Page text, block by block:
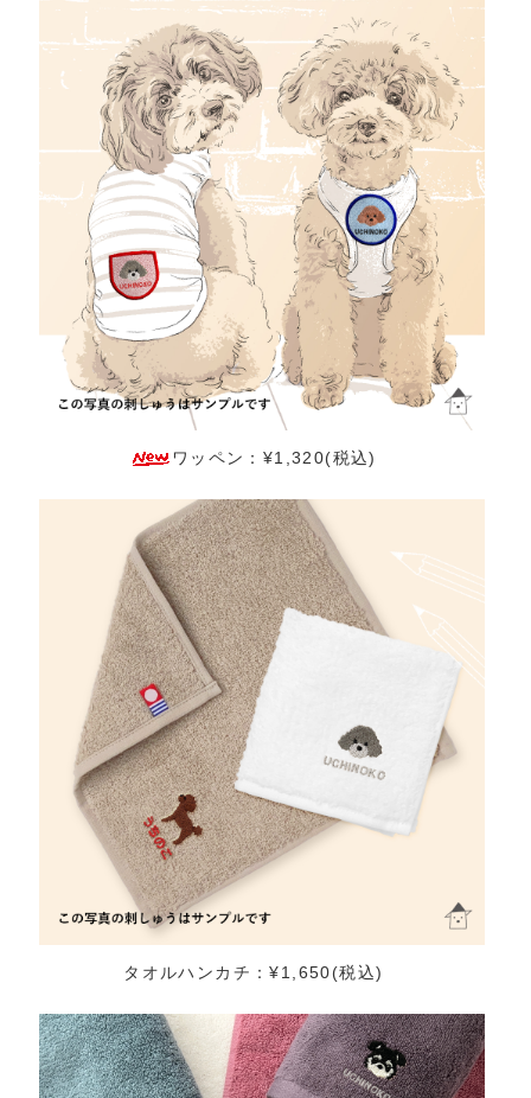
ワッペン：¥1,320(税込)
タオルハンカチ：¥1,650(税込)